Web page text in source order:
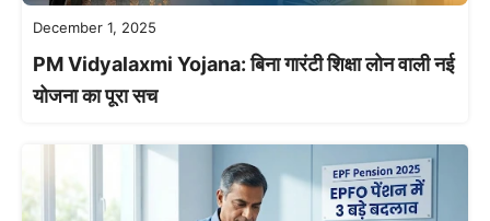
December 1, 2025
PM Vidyalaxmi Yojana: बिना गारंटी शिक्षा लोन वाली नई
योजना का पूरा सच